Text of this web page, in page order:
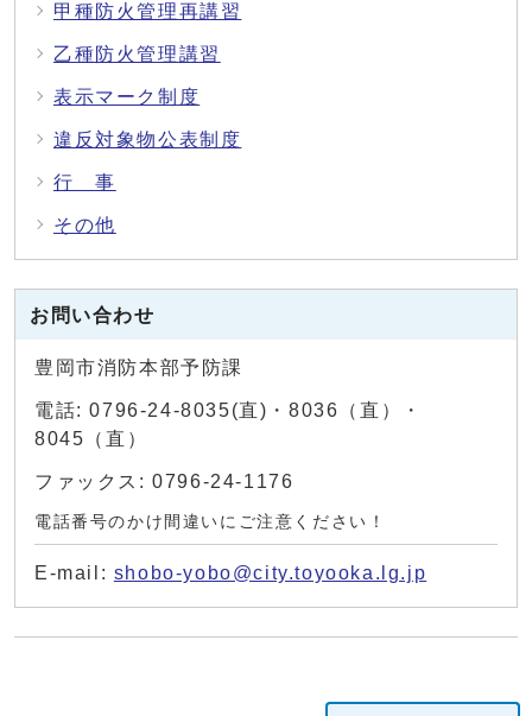
甲種防火管理再講習
乙種防火管理講習
表示マーク制度
違反対象物公表制度
行 事
その他
お問い合わせ
豊岡市消防本部予防課
電話: 0796-24-8035(直)・8036（直）・
8045（直）
ファックス: 0796-24-1176
電話番号のかけ間違いにご注意ください！
E-mail: shobo-yobo@city.toyooka.lg.jp